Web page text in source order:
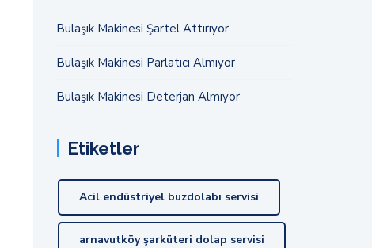
Bulaşık Makinesi Şartel Attırıyor
Bulaşık Makinesi Parlatıcı Almıyor
Bulaşık Makinesi Deterjan Almıyor
Etiketler
Acil endüstriyel buzdolabı servisi
arnavutköy şarküteri dolap servisi